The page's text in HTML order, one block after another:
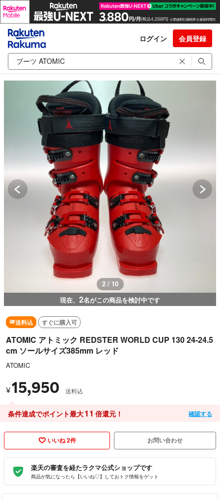
ログイン 会員登録
2 / 10
現在、 2名がこの商品を検討中です
送料込 すぐに購入可
ATOMIC アトミック REDSTER WORLD CUP 130 24-24.5
cm ソールサイズ385mm レッド
ATOMIC
¥15,950 送料込
条件達成でポイント最大11 倍還元！ 確認する
いいね 2件 お問い合わせ
楽天の審査を経たラクマ公式ショップです
商品が気になったら【いいね♡】しておトク情報をゲット